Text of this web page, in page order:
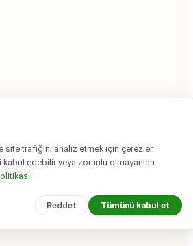
site trafiğini analiz etmek için çerezler
kabul edebilir veya zorunlu olmayanları
Reddet Tümünü kabul et